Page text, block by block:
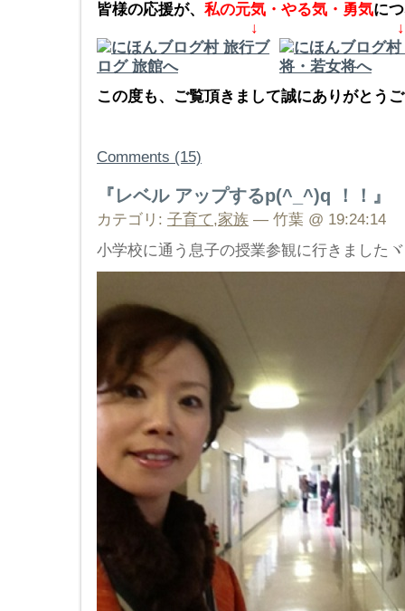
皆様の応援が、 私の元気・やる気・勇気に
↓ ↓
この度も、ご覧頂きまして誠にありがと
Comments (15)
『レベル アップするp(^_^)q ！！』
カテゴリ: 子育て,家族 — 竹葉 @ 19:24:14
小学校に通う息子の授業参観に行きました